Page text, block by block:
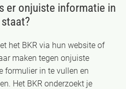
er onjuiste informatie in
het BKR via hun website of
maken tegen onjuiste
formulier in te vullen en
Het BKR onderzoekt je